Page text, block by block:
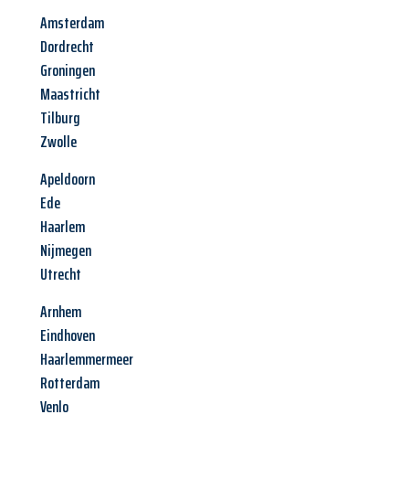
Amsterdam
Dordrecht
Groningen
Maastricht
Tilburg
Zwolle
Apeldoorn
Ede
Haarlem
Nijmegen
Utrecht
Arnhem
Eindhoven
Haarlemmermeer
Rotterdam
Venlo